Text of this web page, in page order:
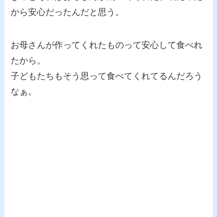
から安心だったんだと思う。
お母さんが作ってくれたものって安心して食べれ
たから。
子どもたちもそう思って食べてくれてるんだろう
なぁ。